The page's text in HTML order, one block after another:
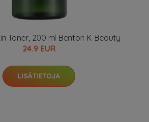
Toner, 200 ml Benton K-Beauty
24.9 EUR
LISÄTIETOJA